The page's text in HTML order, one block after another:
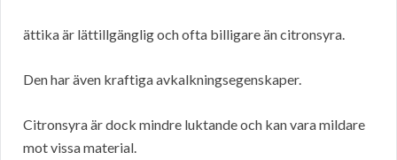
ättika är lättillgänglig och ofta billigare än citronsyra.
Den har även kraftiga avkalkningsegenskaper.
Citronsyra är dock mindre luktande och kan vara mildare
mot vissa material.